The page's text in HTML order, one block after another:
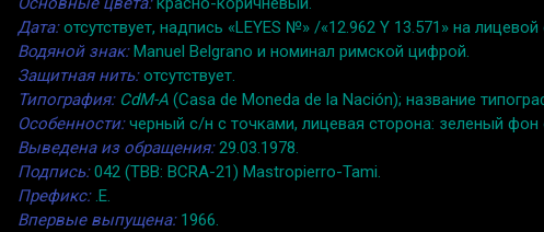
Дата:отсутствует, надпись «LEYES №» /«12.962 Y 13.571» на
Водяной знак:Manuel Belgrano и номинал римской цифрой.
Защитная нить:отсутствует.
Типография: CdM-A (Casa de Moneda de la Nación); название
Особенности:черный с/н с точками, лицевая сторона: зеленый фон
Выведена из обращения:29.03.1978.
Подпись:042 (TBB: BCRA-21) Mastropierro-Tami.
Префикс:.E.
Впервые выпущена:1966.